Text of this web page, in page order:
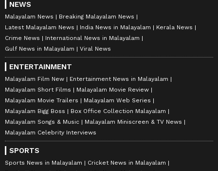
NEWS
Malayalam News
Breaking Malayalam News
Latest Malayalam News
India News in Malayalam
Kerala News
Crime News
International News in Malayalam
Gulf News in Malayalam
Viral News
ENTERTAINMENT
Malayalam Film New
Entertainment News in Malayalam
Malayalam Short Films
Malayalam Movie Review
Malayalam Movie Trailers
Malayalam Web Series
Malayalam Bigg Boss
Box Office Collection Malayalam
Malayalam Songs & Music
Malayalam Miniscreen & TV News
Malayalam Celebrity Interviews
SPORTS
Sports News in Malayalam
Cricket News in Malayalam